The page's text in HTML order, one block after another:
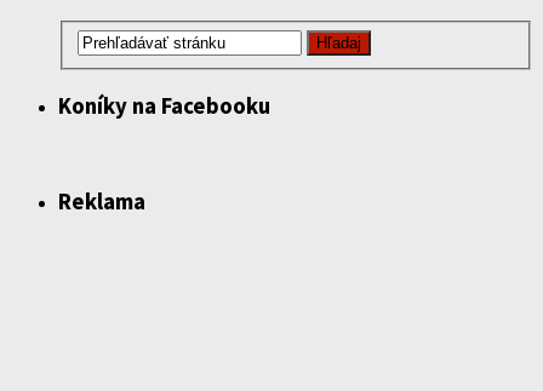
Koníky na Facebooku
Reklama